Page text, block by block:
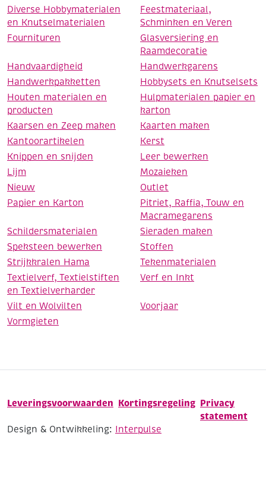
Diverse Hobbymaterialen
en Knutselmaterialen
Feestmateriaal,
Schminken en Veren
Fournituren
Glasversiering en
Raamdecoratie
Handvaardigheid
Handwerkgarens
Handwerkpakketten
Hobbysets en Knutselsets
Houten materialen en
producten
Hulpmaterialen papier en
karton
Kaarsen en Zeep maken
Kaarten maken
Kantoorartikelen
Kerst
Knippen en snijden
Leer bewerken
Lijm
Mozaieken
Nieuw
Outlet
Papier en Karton
Pitriet, Raffia, Touw en
Macramegarens
Schildersmaterialen
Sieraden maken
Speksteen bewerken
Stoffen
Strijkkralen Hama
Tekenmaterialen
Textielverf, Textielstiften
en Textielverharder
Verf en Inkt
Vilt en Wolvilten
Voorjaar
Vormgieten
Leveringsvoorwaarden Kortingsregeling Privacy
statement
Design & Ontwikkeling: Interpulse